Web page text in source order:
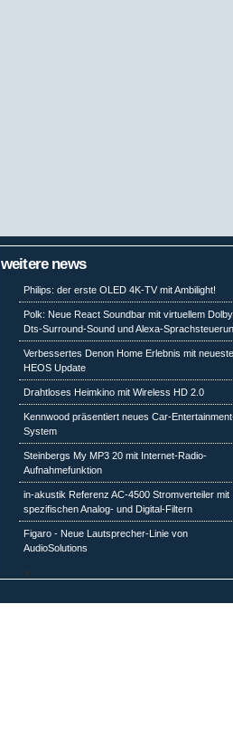
weitere news
Philips: der erste OLED 4K-TV mit Ambilight!
Polk: Neue React Soundbar mit virtuellem
Dts-Surround-Sound und Alexa-
Verbessertes Denon Home Erlebnis mit
HEOS Update
Drahtloses Heimkino mit Wireless HD 2.0
Kennwood präsentiert neues Car-
System
Steinbergs My MP3 20 mit Internet-Radio-
Aufnahmefunktion
in-akustik Referenz AC-4500 Stromverteiler mit
spezifischen Analog- und Digital-Filtern
Figaro - Neue Lautsprecher-Linie von
AudioSolutions